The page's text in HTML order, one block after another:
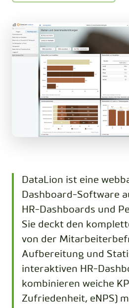
DataLion ist eine
Dashboard-Software
HR-Dashboards und
Sie deckt den
von der
Aufbereitung und
interaktiven HR-
kombinieren weiche
Zufriedenheit, eNPS)